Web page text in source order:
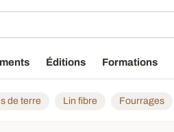
Éditions Formations
de terre Lin fibre Fourrages